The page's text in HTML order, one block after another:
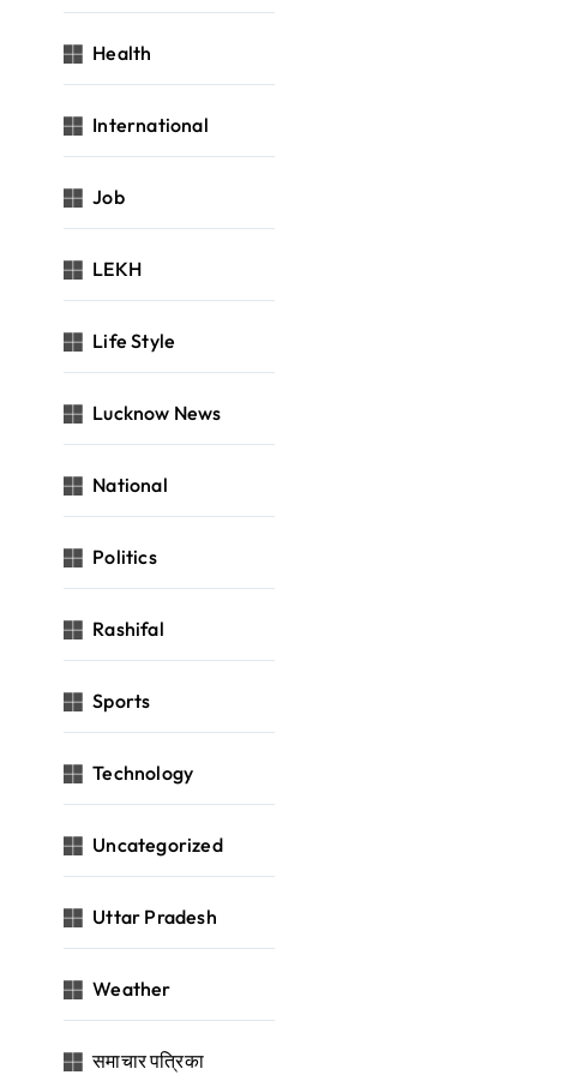
Health
International
Job
LEKH
Life Style
Lucknow News
National
Politics
Rashifal
Sports
Technology
Uncategorized
Uttar Pradesh
Weather
समाचार पत्रिका